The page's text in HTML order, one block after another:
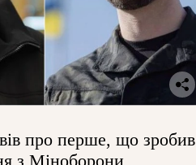
про перше, що зробив
з Міноборони